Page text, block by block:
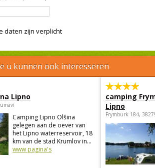
daten zijn verplicht
u kunnen ook interesseren
Lipno
Camping Lipno Olšina
gelegen aan de oever van
het Lipno waterreservoir, 18
km van de stad Krumlov in...
www pagina's
camping
Lipno
Frymburk 184,